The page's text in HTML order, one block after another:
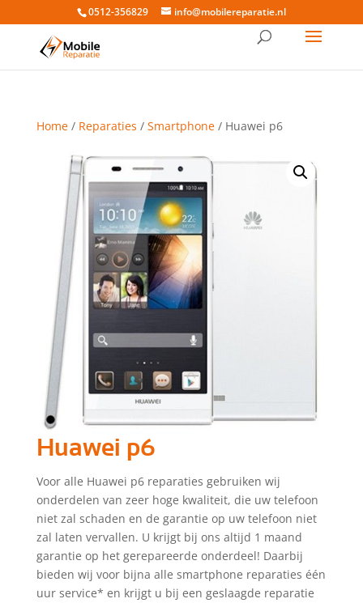
0512-356829 info@mobilereparatie.nl
Home/ Reparaties / Smartphone/ Huawei p6
Huawei p6
Voor alle Huawei p6 reparaties gebruiken wij
onderdelen van zeer hoge kwaliteit, die uw telefoon
niet zal schaden en de garantie op uw telefoon niet
zal laten vervallen. U krijgt bij ons altijd 1 maand
garantie op het gerepareerde onderdeel! Daarbij
bieden wij voor bijna alle smartphone reparaties één
uur service* en krijgt u bij een geslaagde reparatie